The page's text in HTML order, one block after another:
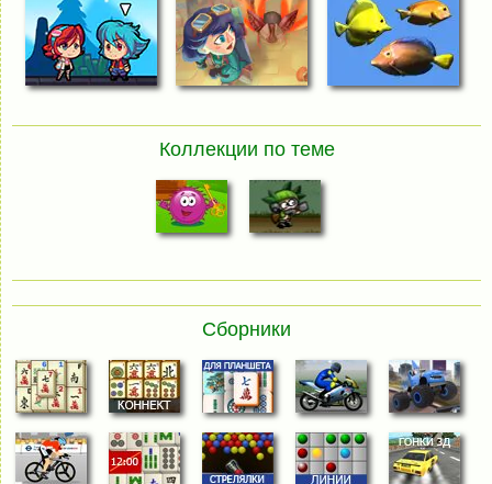
Коллекции по теме
Сборники